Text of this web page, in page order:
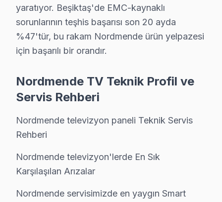
Beşiktaş'da düzenli bakım yaptıran müşterilerimizde
Beşiktaş Nordmende Servis Hizmeti –
Beşiktaş'de aniden arızalanan Nordmende ekran
• Beşiktaş'de yerinde teşhis ve anlık fiyat teklifi
• Beşiktaş servisimizde parça onayınız olmadan işlem
• Beşiktaş servisimizde servis belgesi ve garanti fişi
Beşiktaş'da Nordmende yetkili servis kalitesinde
yaratıyor. Beşiktaş'de EMC-kaynaklı
sorunlarının teşhis başarısı son 20 ayda
%47'tür, bu rakam Nordmende ürün yelpazesi
için başarılı bir orandır.
Nordmende TV Teknik Profil ve
Servis Rehberi
Nordmende televizyon paneli Teknik Servis
Rehberi
Nordmende televizyon'lerde En Sık
Karşılaşılan Arızalar
Nordmende servisimizde en yaygın Smart